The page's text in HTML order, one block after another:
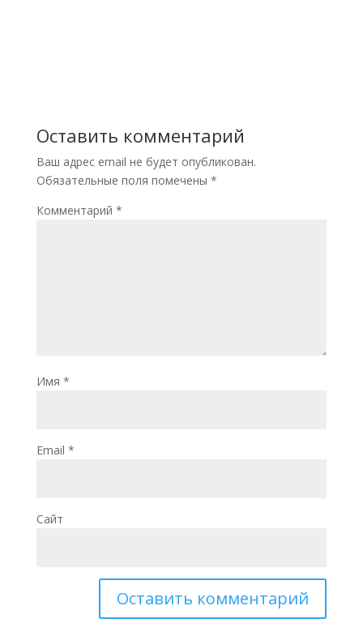
Оставить комментарий
Ваш адрес email не будет опубликован.
Обязательные поля помечены *
Комментарий *
Имя *
Email *
Сайт